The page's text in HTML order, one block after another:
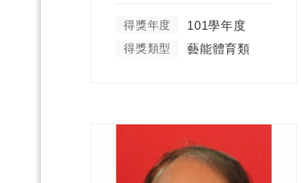
得獎年度 101學年度
得獎類型 藝能體育類